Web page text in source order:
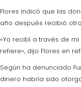
Flores indicó que las
año después recibió
«Yo recibí a través de
refiere», dijo Flores en
Según ha denunciado
dinero habría sido